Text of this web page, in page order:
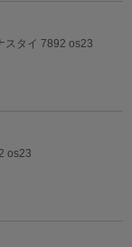
スタイ 7892 os23
os23